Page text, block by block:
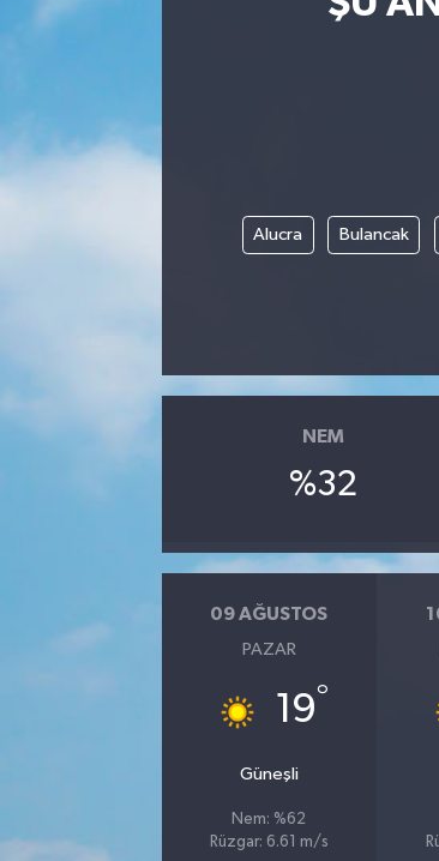
Alucra Bulancak
NEM
%32
09 AĞUSTOS
PAZAR
19°
Güneşli
Nem: %62
Rüzgar: 6.61 m/s
Dünya